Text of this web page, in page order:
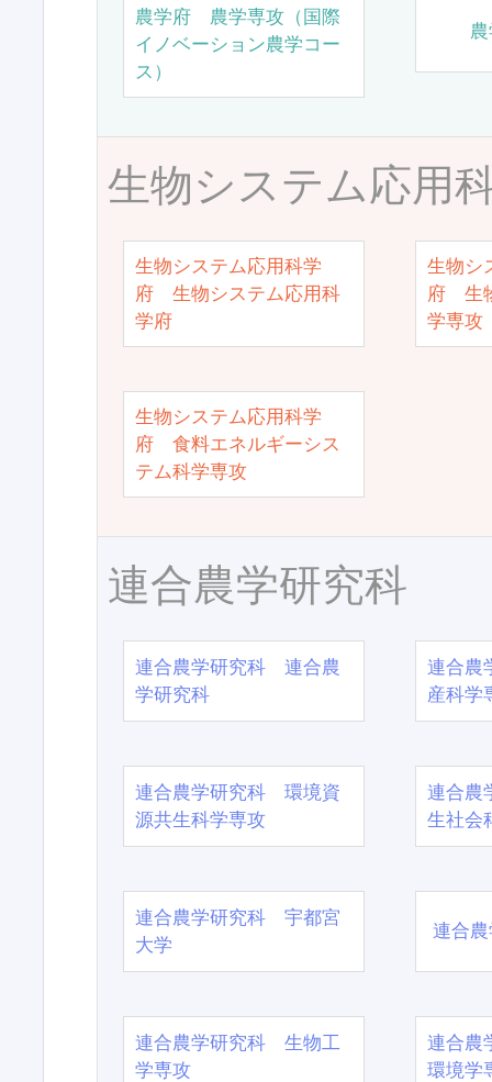
農学府 農学専攻（国際
イノベーション農学コー
ス）
生物システム応用
生物システム応用科学
府 生物システム応用科
学府
生物シ
府 生
学専攻
生物システム応用科学
府 食料エネルギーシス
テム科学専攻
連合農学研究科
連合農学研究科 連合農
学研究科
連合農
産科学
連合農学研究科 環境資
源共生科学専攻
連合農
生社会
連合農学研究科 宇都宮
大学
連合
連合農学研究科 生物工
学専攻
連合農
環境学